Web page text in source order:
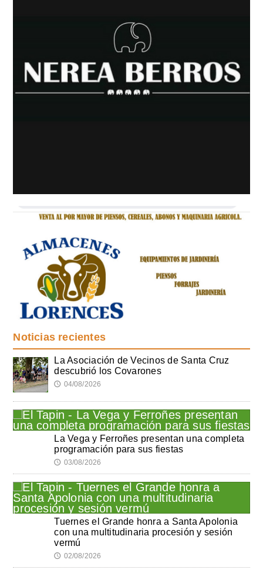
Noticias recientes
La Asociación de Vecinos de Santa Cruz
descubrió los Covarones
🕔 04/08/2026
La Vega y Ferroñes presentan una completa
programación para sus fiestas
🕔 03/08/2026
Tuernes el Grande honra a Santa Apolonia
con una multitudinaria procesión y sesión
vermú
🕔 02/08/2026